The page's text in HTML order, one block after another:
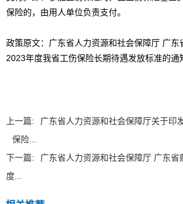
保险的，由用人单位负责支付。
政策原文： 广东省人力资源和社会保障厅 广东
2023年度我省工伤保险长期待遇发放标准的通
上一篇:
广东省人力资源和社会保障厅关于印
保险...
下一篇:
广东省人力资源和社会保障厅 广东
度...